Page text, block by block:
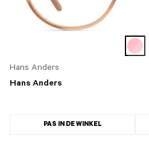
Hans Anders
Hans Anders
PAS IN DE WINKEL